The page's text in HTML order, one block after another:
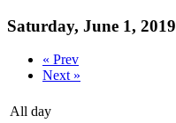
Saturday, June 1, 2019
« Prev
Next »
All day